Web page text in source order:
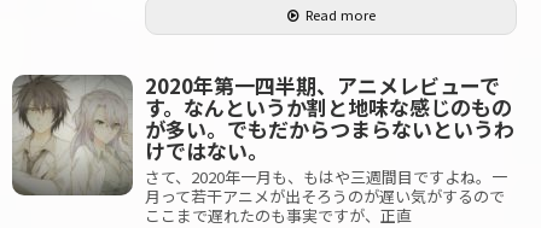
Read more
2020年第一四半期、アニメレビューで
す。なんというか割と地味な感じのもの
が多い。でもだからつまらないというわ
けではない。
さて、2020年一月も、もはや三週間目ですよね。一
月って若干アニメが出そろうのが遅い気がするので
ここまで遅れたのも事実ですが、正直